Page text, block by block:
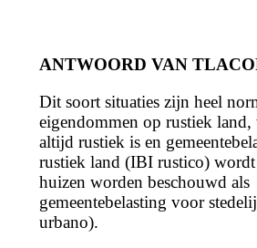
ANTWOORD VAN
Dit soort situaties zijn heel
eigendommen op rustiek land,
altijd rustiek is en
rustiek land (IBI rustico) wordt
huizen worden beschouwd als
gemeentebelasting voor
urbano).